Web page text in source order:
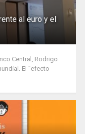
al euro y el
Central, Rodrigo
El “efecto